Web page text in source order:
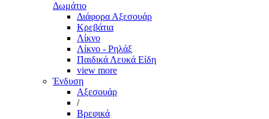
Δωμάτιο
Διάφορα Αξεσουάρ
Κρεβάτια
Λίκνο
Λίκνο - Ρηλάξ
Παιδικά Λευκά Είδη
view more
Ένδυση
Αξεσουάρ
/
Βρεφικά